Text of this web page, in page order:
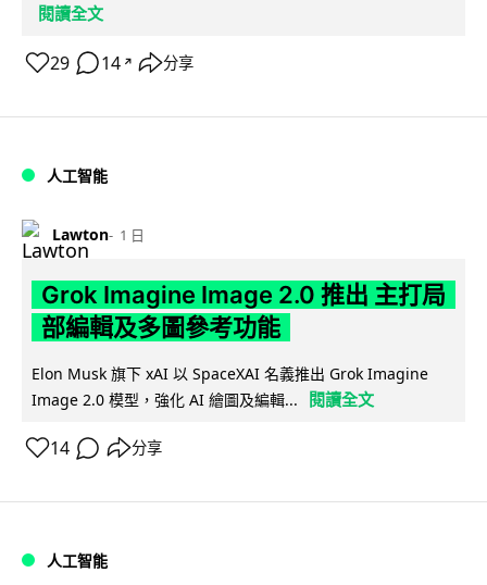
閱讀全文
29 14 ↗ 分享
人工智能
Lawton 1 日
Grok Imagine Image 2.0 推出 主打局
部編輯及多圖參考功能
Elon Musk 旗下 xAI 以 SpaceXAI 名義推出 Grok Imagine
Image 2.0 模型，強化 AI 繪圖及編輯...
閱讀全文
14 分享
人工智能